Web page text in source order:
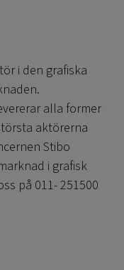
i den grafiska
alla former
aktörerna
Stibo
i grafisk
på 011- 251500